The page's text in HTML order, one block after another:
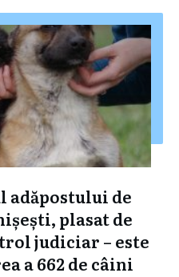
de
plasat de
judiciar – este
a 662 de câini